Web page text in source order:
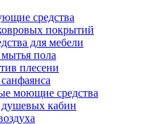
средства
покрытий
для мебели
пола
плесени
моющие средства
душевых кабин